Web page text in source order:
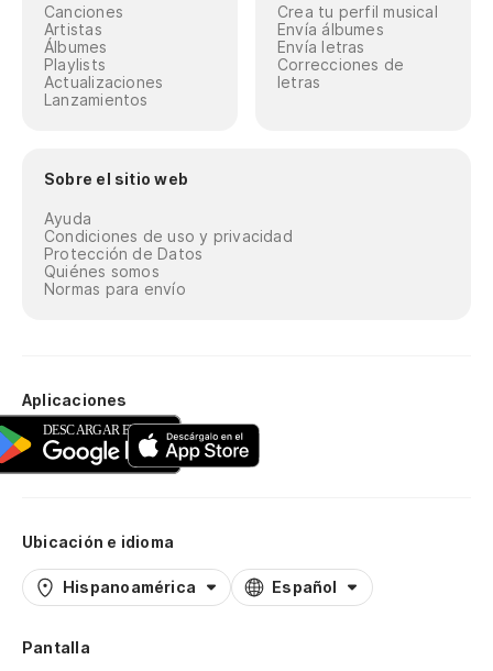
Canciones
Artistas
Álbumes
Playlists
Actualizaciones
Lanzamientos
Crea tu perfil musical
Envía álbumes
Envía letras
Correcciones de
letras
Sobre el sitio web
Ayuda
Condiciones de uso y privacidad
Protección de Datos
Quiénes somos
Normas para envío
Aplicaciones
Ubicación e idioma
Hispanoamérica Español
Pantalla